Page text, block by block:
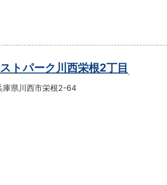
ストパーク川西栄根2丁目
庫県川西市栄根2-64